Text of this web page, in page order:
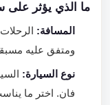
ما الذي يؤثر على
المسافة:الرحلات
ومتفق عليه مسبقاً
نوع السيارة:
فان. اختر ما